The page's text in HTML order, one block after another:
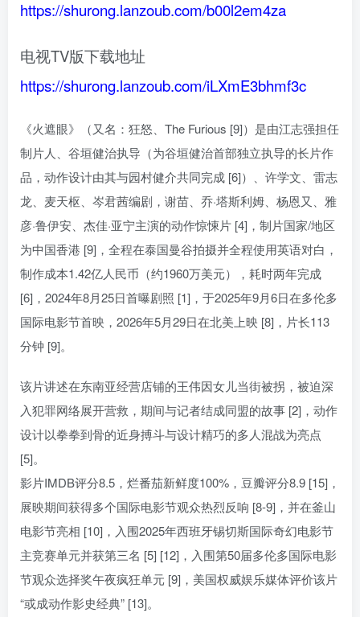
https://shurong.lanzoub.com/b00l2em4za
电视TV版下载地址
https://shurong.lanzoub.com/iLXmE3bhmf3c
《火遮眼》（又名：狂怒、The Furious [9]）是由江志强担任
制片人、谷垣健治执导（为谷垣健治首部独立执导的长片作
品，动作设计由其与园村健介共同完成 [6]）、许学文、雷志
龙、麦天枢、岑君茜编剧，谢苗、乔·塔斯利姆、杨恩又、雅
彦·鲁伊安、杰佳·亚宁主演的动作惊悚片 [4]，制片国家/地区
为中国香港 [9]，全程在泰国曼谷拍摄并全程使用英语对白，
制作成本1.42亿人民币（约1960万美元），耗时两年完成
[6]，2024年8月25日首曝剧照 [1]，于2025年9月6日在多伦多
国际电影节首映，2026年5月29日在北美上映 [8]，片长113
分钟 [9]。
该片讲述在东南亚经营店铺的王伟因女儿当街被拐，被迫深
入犯罪网络展开营救，期间与记者结成同盟的故事 [2]，动作
设计以拳拳到骨的近身搏斗与设计精巧的多人混战为亮点
[5]。
影片IMDB评分8.5，烂番茄新鲜度100%，豆瓣评分8.9 [15]，
展映期间获得多个国际电影节观众热烈反响 [8-9]，并在釜山
电影节亮相 [10]，入围2025年西班牙锡切斯国际奇幻电影节
主竞赛单元并获第三名 [5] [12]，入围第50届多伦多国际电影
节观众选择奖午夜疯狂单元 [9]，美国权威娱乐媒体评价该片
“或成动作影史经典” [13]。